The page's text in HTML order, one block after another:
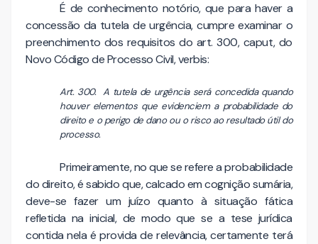
É de conhecimento notório, que para haver a
concessão da tutela de urgência, cumpre examinar o
preenchimento dos requisitos do art. 300, caput, do
Novo Código de Processo Civil, verbis:
Art. 300. A tutela de urgência será concedida quando
houver elementos que evidenciem a probabilidade do
direito e o perigo de dano ou o risco ao resultado útil do
processo.
Primeiramente, no que se refere a probabilidade
do direito, é sabido que, calcado em cognição sumária,
deve-se fazer um juízo quanto à situação fática
refletida na inicial, de modo que se a tese jurídica
contida nela é provida de relevância, certamente terá